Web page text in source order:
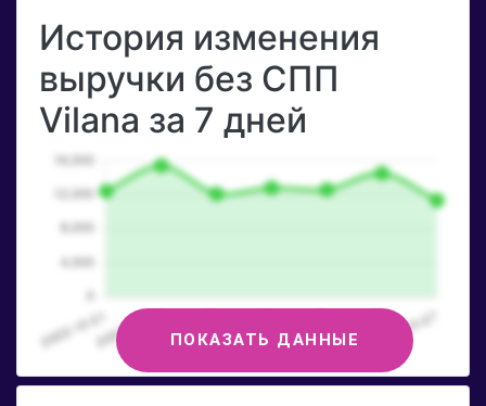
История изменения
выручки без СПП
Vilana за 7 дней
ПОКАЗАТЬ ДАННЫЕ